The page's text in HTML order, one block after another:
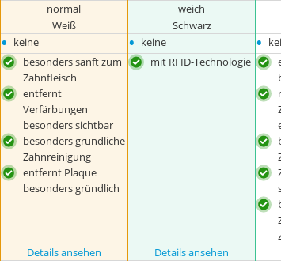
normal weich
Weiß Schwarz
• keine • keine •
besonders sanft zum
Zahnfleisch
entfernt
Verfärbungen
besonders sichtbar
besonders gründliche
Zahnreinigung
entfernt Plaque
besonders gründlich
mit RFID-Technologie
Details ansehen Details ansehen